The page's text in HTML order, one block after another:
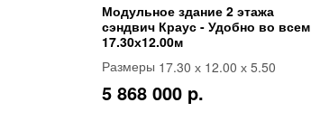
Модульное здание 2 этажа
сэндвич Краус - Удобно во всем
17.30х12.00м
Размеры 17.30 х 12.00 х 5.50
5 868 000 p.